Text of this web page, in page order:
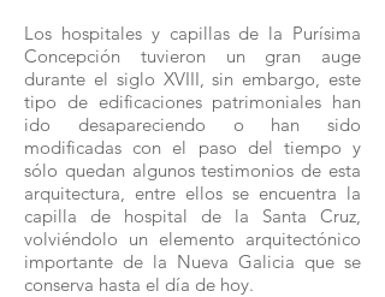
Los hospitales y capillas de la Purísima
Concepción tuvieron un gran auge
durante el siglo XVIII, sin embargo, este
tipo de edificaciones patrimoniales han
ido desapareciendo o han sido
modificadas con el paso del tiempo y
sólo quedan algunos testimonios de esta
arquitectura, entre ellos se encuentra la
capilla de hospital de la Santa Cruz,
volviéndolo un elemento arquitectónico
importante de la Nueva Galicia que se
conserva hasta el día de hoy.